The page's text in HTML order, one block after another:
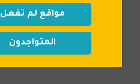
مواقع لم تفعل
المتواجدون